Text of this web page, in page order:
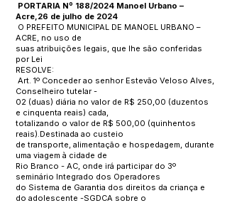
PORTARIA Nº 188/2024 Manoel Urbano –
Acre,26 de julho de 2024
O PREFEITO MUNICIPAL DE MANOEL URBANO –
ACRE, no uso de
suas atribuições legais, que lhe são conferidas
por Lei
RESOLVE:
Art. 1º Conceder ao senhor Estevão Veloso Alves,
Conselheiro tutelar -
02 (duas) diária no valor de R$ 250,00 (duzentos
e cinquenta reais) cada,
totalizando o valor de R$ 500,00 (quinhentos
reais).Destinada ao custeio
de transporte, alimentação e hospedagem, durante
uma viagem à cidade de
Rio Branco - AC, onde irá participar do 3º
seminário Integrado dos Operadores
do Sistema de Garantia dos direitos da criança e
do adolescente -SGDCA sobre o